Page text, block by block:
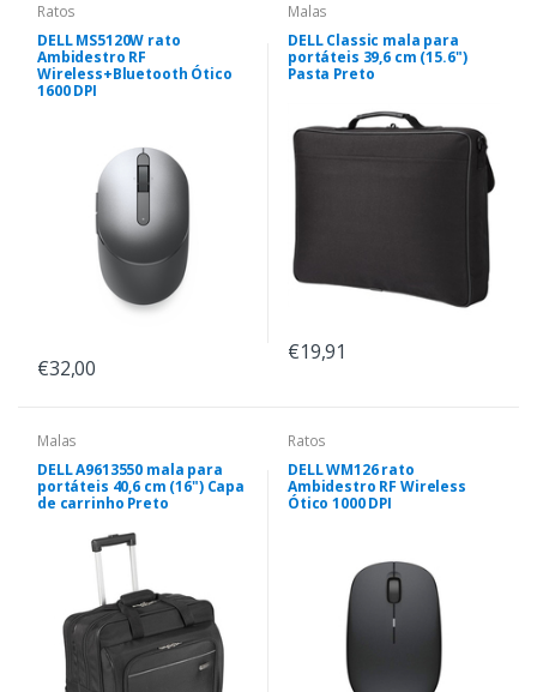
Ratos
DELL MS5120W rato
Ambidestro RF
Wireless+Bluetooth Ótico
1600 DPI
€32,00
Malas
DELL Classic mala para
portáteis 39,6 cm (15.6")
Pasta Preto
€19,91
Malas
DELL A9613550 mala para
portáteis 40,6 cm (16") Capa
de carrinho Preto
Ratos
DELL WM126 rato
Ambidestro RF Wireless
Ótico 1000 DPI